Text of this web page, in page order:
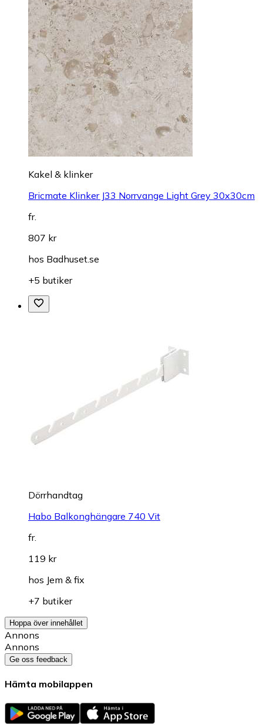
Kakel & klinker
Bricmate Klinker J33 Norrvange Light Grey 30x30cm
fr.
807 kr
hos Badhuset.se
+5 butiker
Dörrhandtag
Habo Balkonghängare 740 Vit
fr.
119 kr
hos Jem & fix
+7 butiker
Hoppa över innehållet
Annons
Annons
Ge oss feedback
Hämta mobilappen